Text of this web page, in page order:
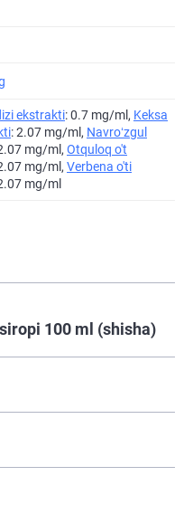
ekstrakti: 0.7 mg/ml, Keksa
: 2.07 mg/ml, Navroʻzgul
mg/ml, Otquloq o't
mg/ml, Verbena o'ti
mg/ml
100 ml (shisha)